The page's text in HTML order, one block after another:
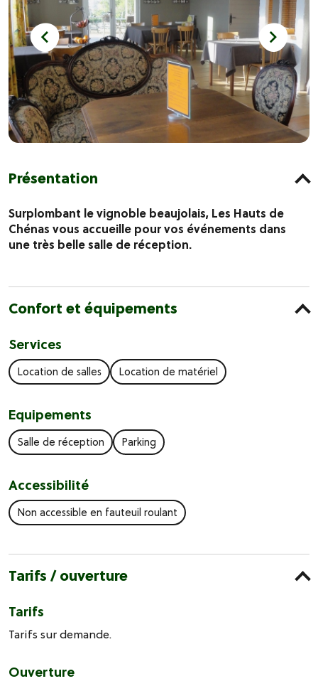
Présentation
Surplombant le vignoble beaujolais, Les Hauts de
Chénas vous accueille pour vos événements dans
une très belle salle de réception.
Confort et équipements
Services
Location de salles Location de matériel
Equipements
Salle de réception Parking
Accessibilité
Non accessible en fauteuil roulant
Tarifs / ouverture
Tarifs
Tarifs sur demande.
Ouverture